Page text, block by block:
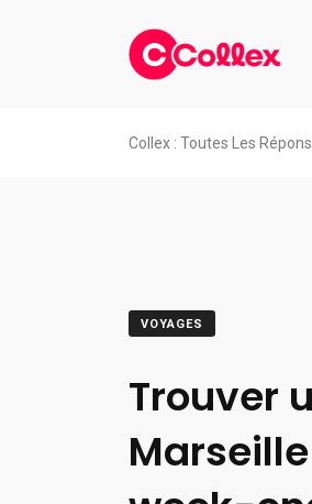
Collex : Toutes Les
VOYAGES
Trouver